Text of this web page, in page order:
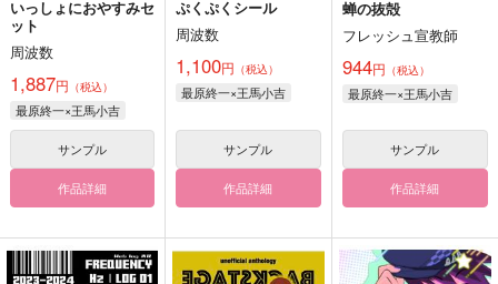
いっしょにおやすみセ
ット
周波数
1,887円 （税込）
最原終一×王馬小吉
サンプル
作品詳細
ぷくぷくシール
周波数
1,100円 （税込）
最原終一×王馬小吉
サンプル
作品詳細
蝉の抜殻
フレッシュ宣教師
944円 （税込）
最原終一×王馬小吉
サンプル
作品詳細